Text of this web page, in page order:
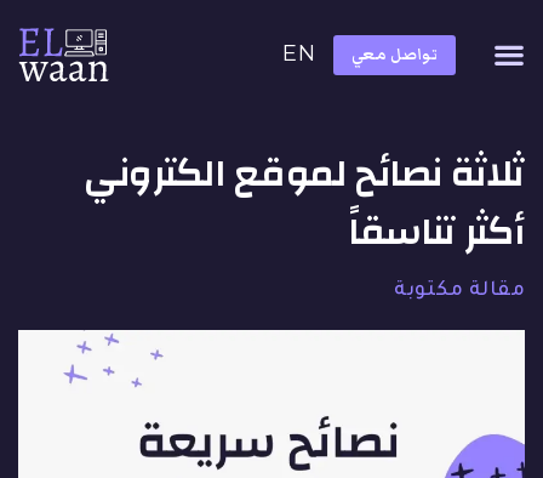
EN تواصل معي
ثلاثة نصائح لموقع الكتروني
أكثر تناسقاً
مقالة مكتوبة